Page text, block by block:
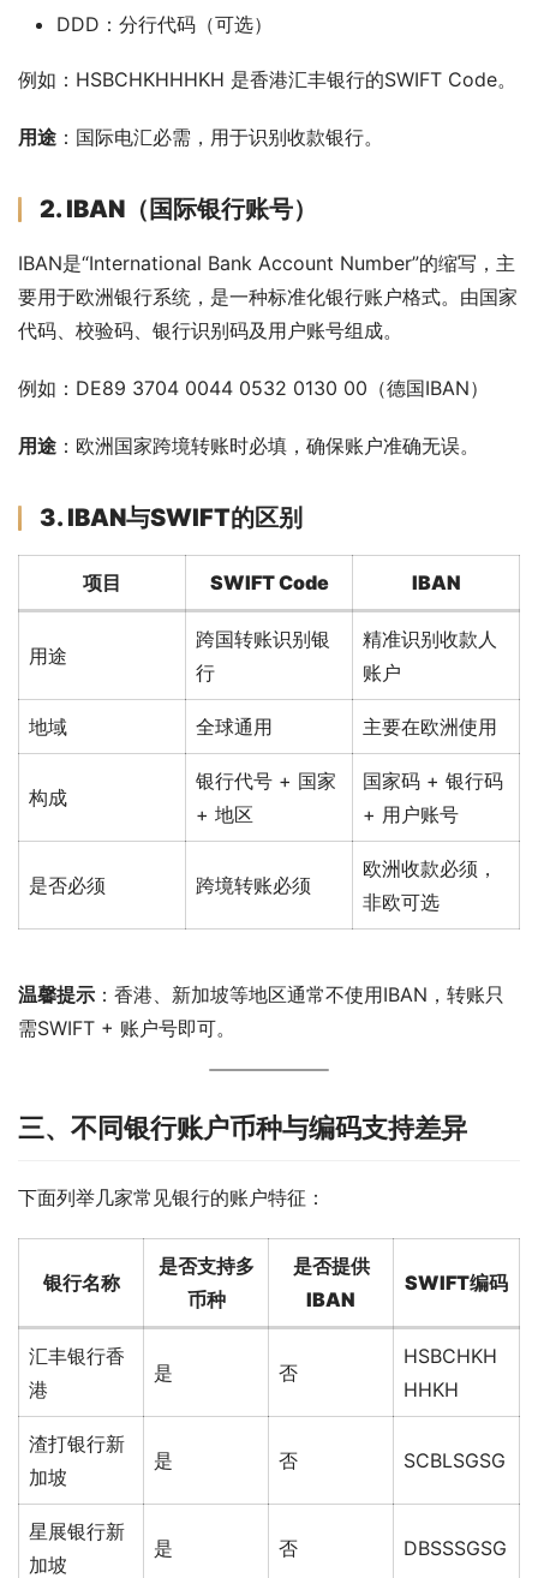
DDD：分行代码（可选）
例如：HSBCHKHHHKH 是香港汇丰银行的SWIFT Code。
用途 ：国际电汇必需，用于识别收款银行。
2. IBAN（国际银行账号）
IBAN是“International Bank Account Number”的缩写，主
要用于欧洲银行系统，是一种标准化银行账户格式。由国家
代码、校验码、银行识别码及用户账号组成。
例如：DE89 3704 0044 0532 0130 00（德国IBAN）
用途 ：欧洲国家跨境转账时必填，确保账户准确无误。
3. IBAN与SWIFT的区别
项目 SWIFT Code IBAN
用途
跨国转账识别银
行
精准识别收款人
账户
地域 全球通用 主要在欧洲使用
构成
银行代号 + 国家
+ 地区
国家码 + 银行码
+ 用户账号
是否必须 跨境转账必须
欧洲收款必须，
非欧可选
温馨提示 ：香港、新加坡等地区通常不使用IBAN，转账只
需SWIFT + 账户号即可。
三、不同银行账户币种与编码支持差异
下面列举几家常见银行的账户特征：
银行名称
是否支持多
币种
是否提供
IBAN
SWIFT编码
汇丰银行香
港
是 否
HSBCHKH
HHKH
渣打银行新
加坡
是 否 SCBLSGSG
星展银行新
加坡
是 否 DBSSSGSG